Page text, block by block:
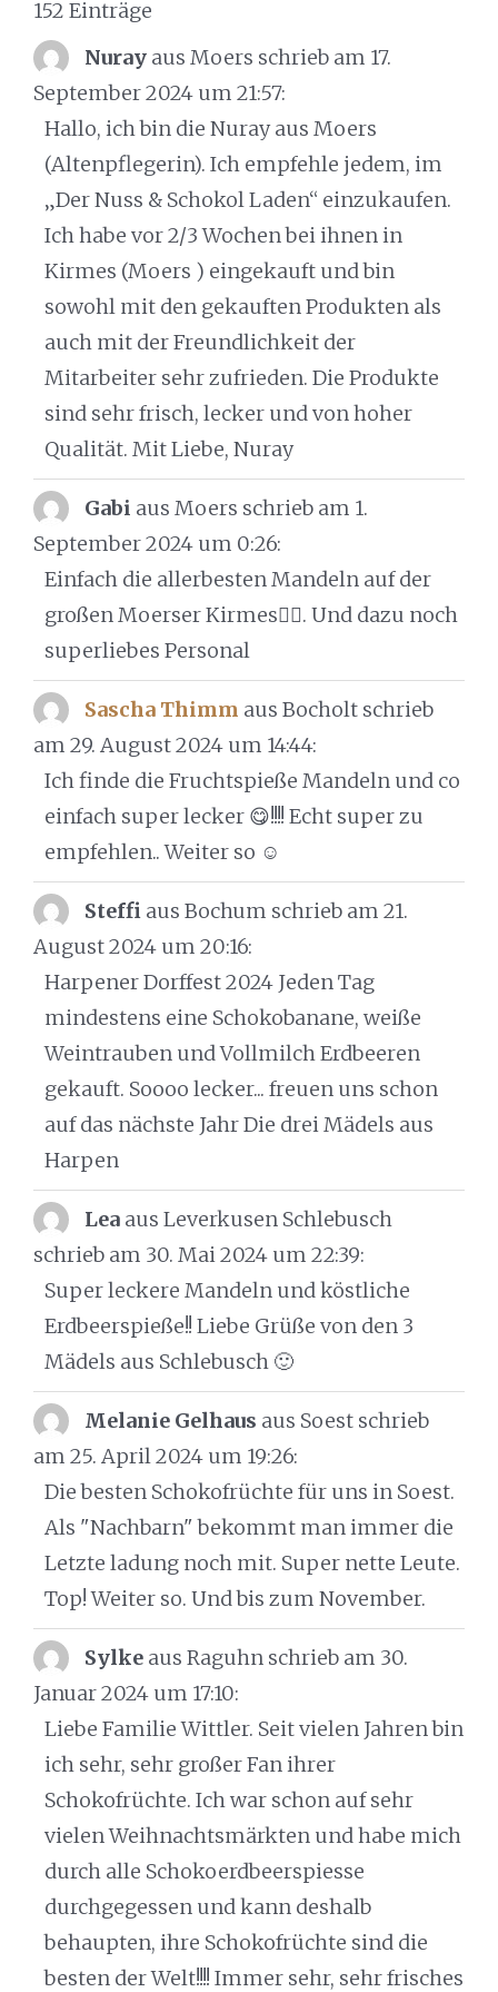
152 Einträge
Nuray aus Moers schrieb am 17.
September 2024 um 21:57:
Hallo, ich bin die Nuray aus Moers
(Altenpflegerin). Ich empfehle jedem, im
„Der Nuss & Schokol Laden“ einzukaufen.
Ich habe vor 2/3 Wochen bei ihnen in
Kirmes (Moers ) eingekauft und bin
sowohl mit den gekauften Produkten als
auch mit der Freundlichkeit der
Mitarbeiter sehr zufrieden. Die Produkte
sind sehr frisch, lecker und von hoher
Qualität. Mit Liebe, Nuray
Gabi aus Moers schrieb am 1.
September 2024 um 0:26:
Einfach die allerbesten Mandeln auf der
großen Moerser Kirmes👍🏻. Und dazu noch
superliebes Personal
Sascha Thimm aus Bocholt schrieb
am 29. August 2024 um 14:44:
Ich finde die Fruchtspieße Mandeln und co
einfach super lecker 😋!!!! Echt super zu
empfehlen.. Weiter so ☺️
Steffi aus Bochum schrieb am 21.
August 2024 um 20:16:
Harpener Dorffest 2024 Jeden Tag
mindestens eine Schokobanane, weiße
Weintrauben und Vollmilch Erdbeeren
gekauft. Soooo lecker... freuen uns schon
auf das nächste Jahr Die drei Mädels aus
Harpen
Lea aus Leverkusen Schlebusch
schrieb am 30. Mai 2024 um 22:39:
Super leckere Mandeln und köstliche
Erdbeerspieße!! Liebe Grüße von den 3
Mädels aus Schlebusch 🙂
Melanie Gelhaus aus Soest schrieb
am 25. April 2024 um 19:26:
Die besten Schokofrüchte für uns in Soest.
Als "Nachbarn" bekommt man immer die
Letzte ladung noch mit. Super nette Leute.
Top! Weiter so. Und bis zum November.
Sylke aus Raguhn schrieb am 30.
Januar 2024 um 17:10:
Liebe Familie Wittler. Seit vielen Jahren bin
ich sehr, sehr großer Fan ihrer
Schokofrüchte. Ich war schon auf sehr
vielen Weihnachtsmärkten und habe mich
durch alle Schokoerdbeerspiesse
durchgegessen und kann deshalb
behaupten, ihre Schokofrüchte sind die
besten der Welt!!!! Immer sehr, sehr frisches